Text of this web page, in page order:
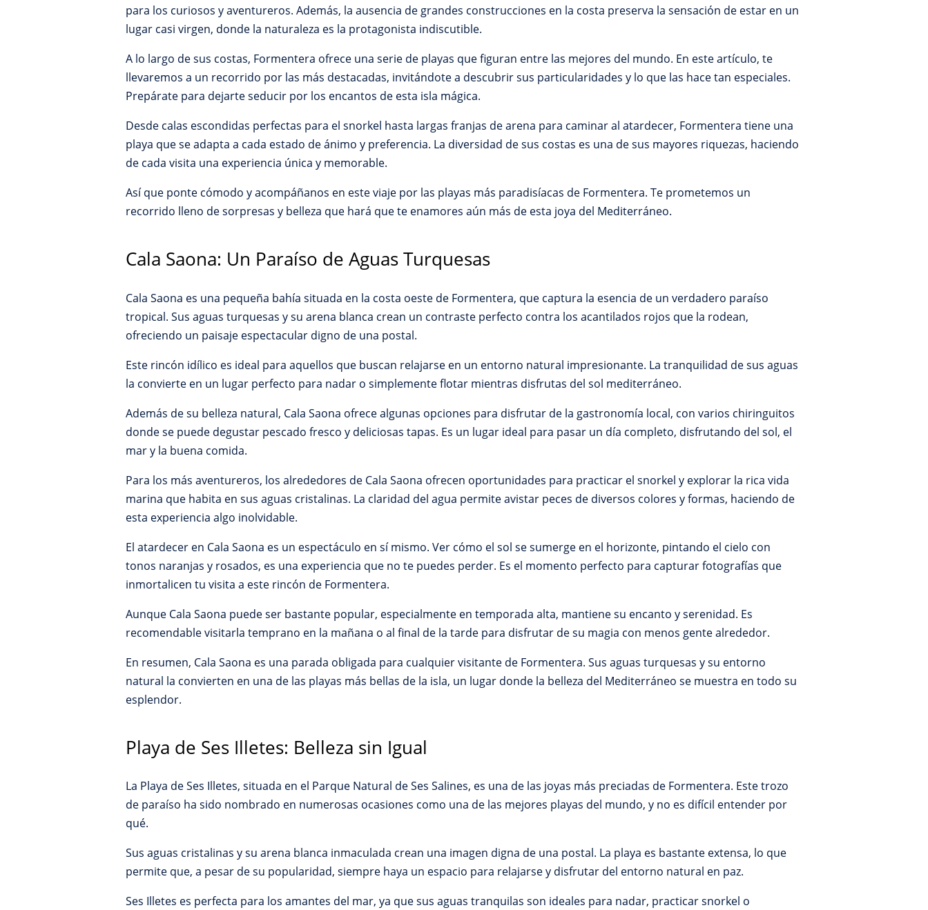
para los curiosos y aventureros. Además, la ausencia de grandes construcciones en la costa preserva la sensación de estar en un
lugar casi virgen, donde la naturaleza es la protagonista indiscutible.
A lo largo de sus costas, Formentera ofrece una serie de playas que figuran entre las mejores del mundo. En este artículo, te
llevaremos a un recorrido por las más destacadas, invitándote a descubrir sus particularidades y lo que las hace tan especiales.
Prepárate para dejarte seducir por los encantos de esta isla mágica.
Desde calas escondidas perfectas para el snorkel hasta largas franjas de arena para caminar al atardecer, Formentera tiene una
playa que se adapta a cada estado de ánimo y preferencia. La diversidad de sus costas es una de sus mayores riquezas, haciendo
de cada visita una experiencia única y memorable.
Así que ponte cómodo y acompáñanos en este viaje por las playas más paradisíacas de Formentera. Te prometemos un
recorrido lleno de sorpresas y belleza que hará que te enamores aún más de esta joya del Mediterráneo.
Cala Saona: Un Paraíso de Aguas Turquesas
Cala Saona es una pequeña bahía situada en la costa oeste de Formentera, que captura la esencia de un verdadero paraíso
tropical. Sus aguas turquesas y su arena blanca crean un contraste perfecto contra los acantilados rojos que la rodean,
ofreciendo un paisaje espectacular digno de una postal.
Este rincón idílico es ideal para aquellos que buscan relajarse en un entorno natural impresionante. La tranquilidad de sus aguas
la convierte en un lugar perfecto para nadar o simplemente flotar mientras disfrutas del sol mediterráneo.
Además de su belleza natural, Cala Saona ofrece algunas opciones para disfrutar de la gastronomía local, con varios chiringuitos
donde se puede degustar pescado fresco y deliciosas tapas. Es un lugar ideal para pasar un día completo, disfrutando del sol, el
mar y la buena comida.
Para los más aventureros, los alrededores de Cala Saona ofrecen oportunidades para practicar el snorkel y explorar la rica vida
marina que habita en sus aguas cristalinas. La claridad del agua permite avistar peces de diversos colores y formas, haciendo de
esta experiencia algo inolvidable.
El atardecer en Cala Saona es un espectáculo en sí mismo. Ver cómo el sol se sumerge en el horizonte, pintando el cielo con
tonos naranjas y rosados, es una experiencia que no te puedes perder. Es el momento perfecto para capturar fotografías que
inmortalicen tu visita a este rincón de Formentera.
Aunque Cala Saona puede ser bastante popular, especialmente en temporada alta, mantiene su encanto y serenidad. Es
recomendable visitarla temprano en la mañana o al final de la tarde para disfrutar de su magia con menos gente alrededor.
En resumen, Cala Saona es una parada obligada para cualquier visitante de Formentera. Sus aguas turquesas y su entorno
natural la convierten en una de las playas más bellas de la isla, un lugar donde la belleza del Mediterráneo se muestra en todo su
esplendor.
Playa de Ses Illetes: Belleza sin Igual
La Playa de Ses Illetes, situada en el Parque Natural de Ses Salines, es una de las joyas más preciadas de Formentera. Este trozo
de paraíso ha sido nombrado en numerosas ocasiones como una de las mejores playas del mundo, y no es difícil entender por
qué.
Sus aguas cristalinas y su arena blanca inmaculada crean una imagen digna de una postal. La playa es bastante extensa, lo que
permite que, a pesar de su popularidad, siempre haya un espacio para relajarse y disfrutar del entorno natural en paz.
Ses Illetes es perfecta para los amantes del mar, ya que sus aguas tranquilas son ideales para nadar, practicar snorkel o